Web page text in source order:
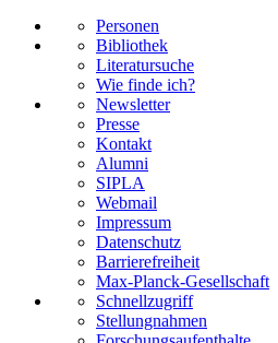
Personen
Bibliothek
Literatursuche
Wie finde ich?
Newsletter
Presse
Kontakt
Alumni
SIPLA
Webmail
Impressum
Datenschutz
Barrierefreiheit
Max-Planck-Gesellschaft
Schnellzugriff
Stellungnahmen